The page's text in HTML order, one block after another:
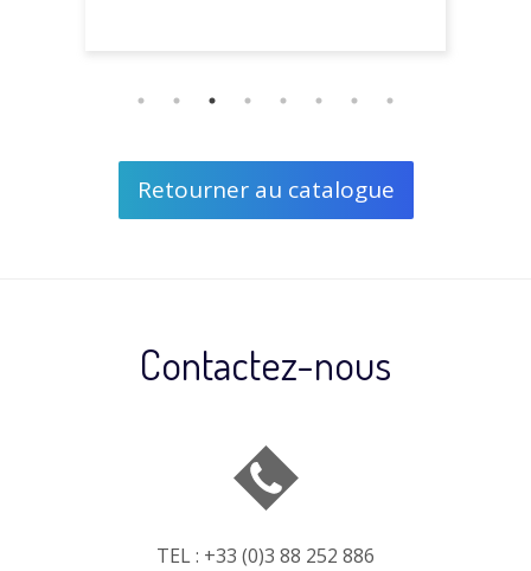
Retourner au catalogue
Contactez-nous
TEL : +33 (0)3 88 252 886